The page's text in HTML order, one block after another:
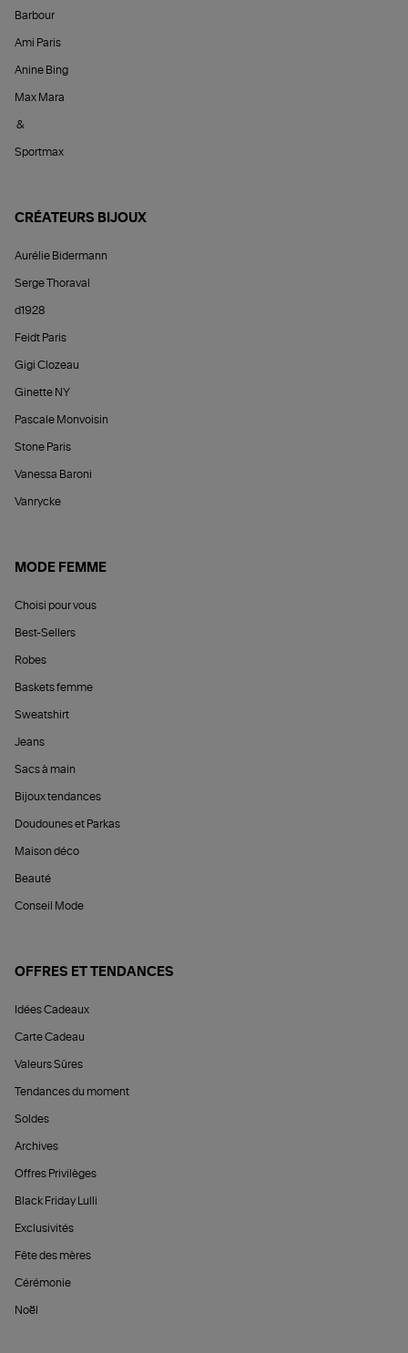
Barbour
Ami Paris
Anine Bing
Max Mara
&
Sportmax
CRÉATEURS BIJOUX
Aurélie Bidermann
Serge Thoraval
d1928
Feidt Paris
Gigi Clozeau
Ginette NY
Pascale Monvoisin
Stone Paris
Vanessa Baroni
Vanrycke
MODE FEMME
Choisi pour vous
Best-Sellers
Robes
Baskets femme
Sweatshirt
Jeans
Sacs à main
Bijoux tendances
Doudounes et Parkas
Maison déco
Beauté
Conseil Mode
OFFRES ET TENDANCES
Idées Cadeaux
Carte Cadeau
Valeurs Sûres
Tendances du moment
Soldes
Archives
Offres Privilèges
Black Friday Lulli
Exclusivités
Fête des mères
Cérémonie
Noël